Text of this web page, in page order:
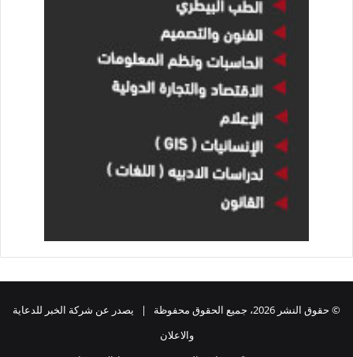
© حقوق النشر 2026، جميع الحقوق محفوظة | يصدر عن شركة الخبر للدعاية
والاعلان